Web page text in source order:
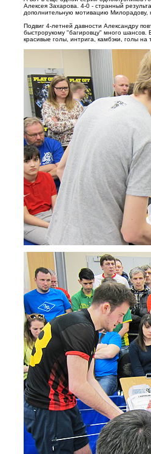
Алексея Захарова. 4-0 - странный
дополнительную мотивацию Милорадову,
Подвиг 4-летней давности Александру
быстрорукому "багировцу" много
красивые голы, интрига, камбэки, голы